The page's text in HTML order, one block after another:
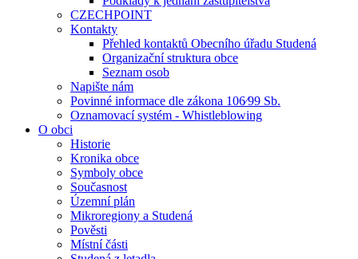
CZECHPOINT
Kontakty
Přehled kontaktů Obecního úřadu Studená
Organizační struktura obce
Seznam osob
Napište nám
Povinné informace dle zákona 106⁄99 Sb.
Oznamovací systém - Whistleblowing
O obci
Historie
Kronika obce
Symboly obce
Současnost
Územní plán
Mikroregiony a Studená
Pověsti
Místní části